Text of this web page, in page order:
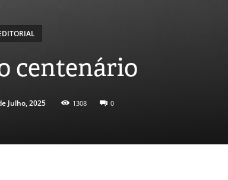
centenário
Julho, 2025 1308 0